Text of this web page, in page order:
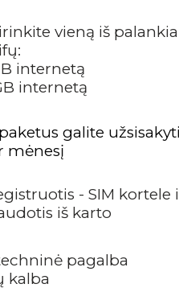
vieną iš
internetą
internetą
galite
mėnesį
- SIM kortele
iš karto
pagalba
kalba